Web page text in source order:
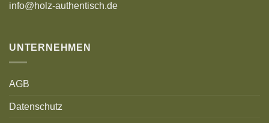
info@holz-authentisch.de
UNTERNEHMEN
AGB
Datenschutz